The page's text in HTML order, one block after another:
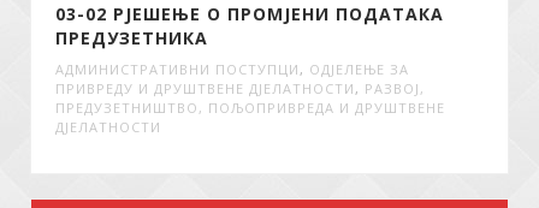
03-02 РЈЕШЕЊЕ О ПРОМЈЕНИ ПОДАТАКА
ПРЕДУЗЕТНИКА
АДМИНИСТРАТИВНИ ПОСТУПЦИ , ОДЈЕЛЕЊЕ ЗА
ПРИВРЕДУ И ДРУШТВЕНЕ ДЈЕЛАТНОСТИ , РАЗВОЈ,
ПРЕДУЗЕТНИШТВО, ПОЉОПРИВРЕДА И ДРУШТВЕНЕ
ДЈЕЛАТНОСТИ